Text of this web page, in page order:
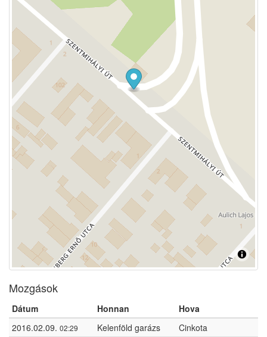
Mozgások
Dátum Honnan
Hova
2016.02.09. 02:29 Kelenföld garázs Cinkota